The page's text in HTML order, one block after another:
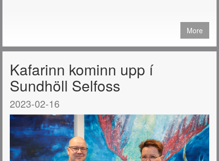
More
Kafarinn kominn upp í
Sundhöll Selfoss
2023-02-16